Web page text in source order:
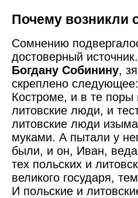
Почему возникли
Сомнению
достоверный
Богдану Собинину,
скреплено
Костроме, и в те поры
литовские люди, и
литов­ские люди
муками. А пытали у
были, и он, Иван,
тех польских и
великого государя,
И польские и